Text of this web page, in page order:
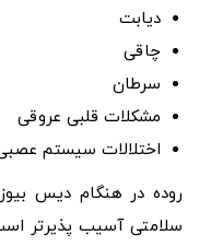
دیابت
چاقی
سرطان
مشکلات قلبی عروقی
اختلالات سیستم
روده در هنگام دیس
سلامتی آسیب پذیرتر